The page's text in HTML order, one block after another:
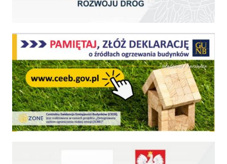
Centralna Ewidencja Emisyjności Budynków - z dniem 1 lipca 2021 r. obowiązkowe